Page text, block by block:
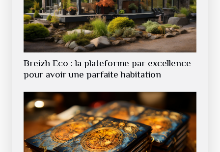
Breizh Eco : la plateforme par excellence
pour avoir une parfaite habitation